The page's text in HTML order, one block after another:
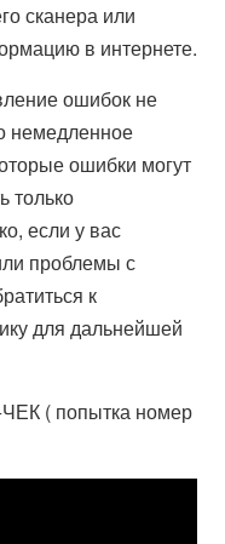
сканера или
в интернете.
ошибок не
немедленное
ошибки могут
только
если у вас
проблемы с
к
для дальнейшей
( попытка номер